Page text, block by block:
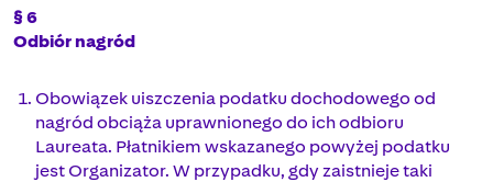
§ 6
Odbiór nagród
Obowiązek uiszczenia podatku dochodowego od
nagród obciąża uprawnionego do ich odbioru
Laureata. Płatnikiem wskazanego powyżej podatku
jest Organizator. W przypadku, gdy zaistnieje taki